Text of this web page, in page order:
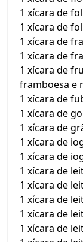
1 xícara de
1 xícara de
1 xícara de
1 xícara de
1 xícara de
framboesa e
1 xícara de
1 xícara de
1 xícara de
1 xícara de
1 xícara de
1 xícara de
1 xícara de
1 xícara de
1 xícara de
1 xícara de